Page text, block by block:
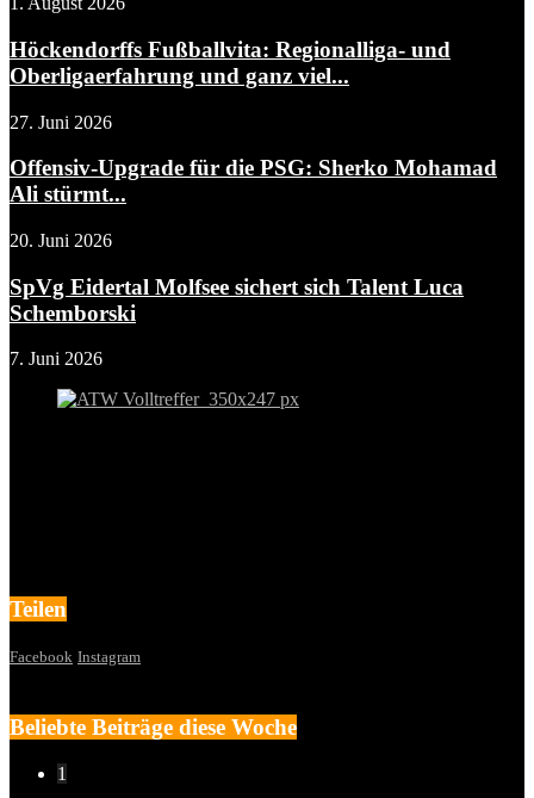
Höckendorffs Fußballvita: Regionalliga- und
Oberligaerfahrung und ganz viel...
27. Juni 2026
Offensiv-Upgrade für die PSG: Sherko Mohamad
Ali stürmt...
20. Juni 2026
SpVg Eidertal Molfsee sichert sich Talent Luca
Schemborski
7. Juni 2026
Teilen
Facebook Instagram
Beliebte Beiträge diese Woche
1